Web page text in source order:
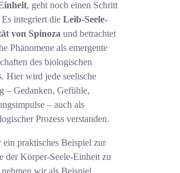
, geht noch einen Schritt
integriert die Leib-Seele-
von Spinoza und betrachtet
Phänomene als emergente
des biologischen
Hier wird jede seelische
– Gedanken, Gefühle,
– auch als
Prozess verstanden.
praktisches Beispiel zur
der Körper-Seele-Einheit zu
nehmen wir als Beispiel